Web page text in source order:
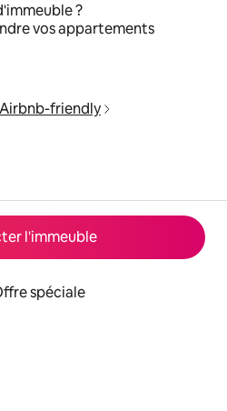
l'immeuble
spéciale
?
vos appartements
friendly